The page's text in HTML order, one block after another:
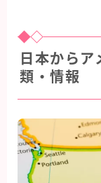
日本から
類・情報